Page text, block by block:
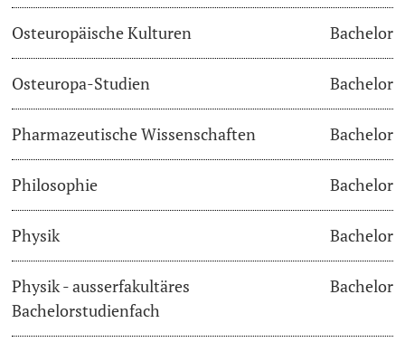
Osteuropäische Kulturen Bachelor
Osteuropa-Studien Bachelor
Pharmazeutische Wissenschaften Bachelor
Philosophie Bachelor
Physik Bachelor
Physik - ausserfakultäres
Bachelorstudienfach
Bachelor